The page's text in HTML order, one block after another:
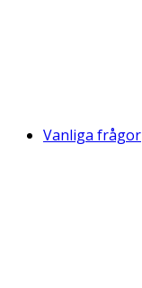
Vanliga frågor